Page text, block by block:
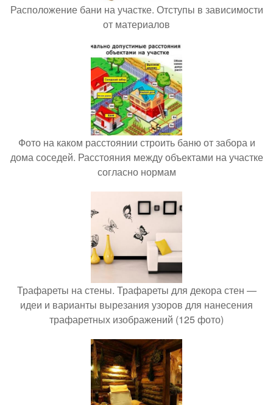
Расположение бани на участке. Отступы в зависимости
от материалов
Фото на каком расстоянии строить баню от забора и
дома соседей. Расстояния между объектами на участке
согласно нормам
Трафареты на стены. Трафареты для декора стен —
идеи и варианты вырезания узоров для нанесения
трафаретных изображений (125 фото)